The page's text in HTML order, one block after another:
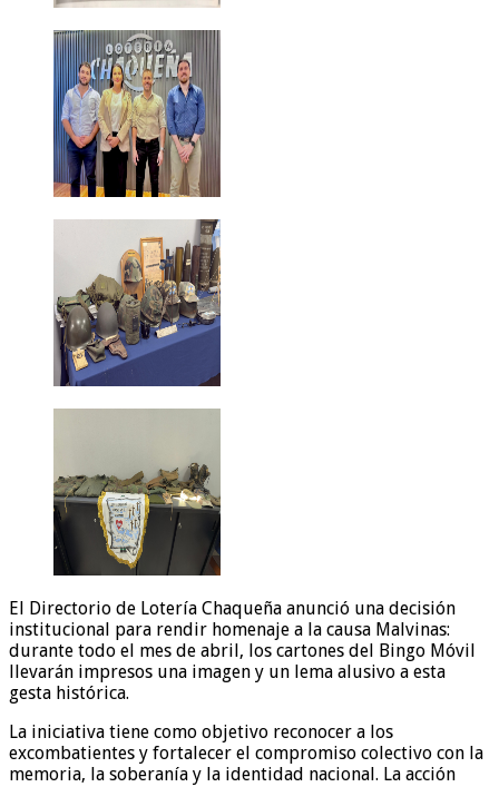
El Directorio de Lotería Chaqueña anunció una decisión
institucional para rendir homenaje a la causa Malvinas:
durante todo el mes de abril, los cartones del Bingo Móvil
llevarán impresos una imagen y un lema alusivo a esta
gesta histórica.
La iniciativa tiene como objetivo reconocer a los
excombatientes y fortalecer el compromiso colectivo con la
memoria, la soberanía y la identidad nacional. La acción